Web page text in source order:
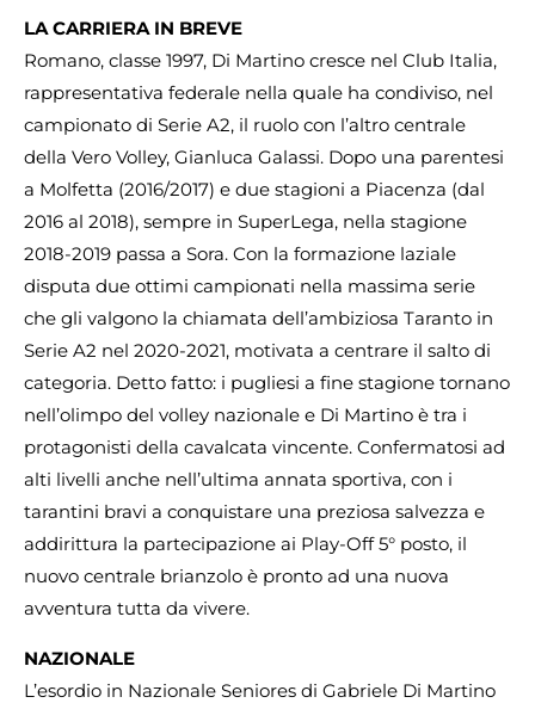
LA CARRIERA IN BREVE
Romano, classe 1997, Di Martino cresce nel Club Italia,
rappresentativa federale nella quale ha condiviso, nel
campionato di Serie A2, il ruolo con l’altro centrale
della Vero Volley, Gianluca Galassi. Dopo una parentesi
a Molfetta (2016/2017) e due stagioni a Piacenza (dal
2016 al 2018), sempre in SuperLega, nella stagione
2018-2019 passa a Sora. Con la formazione laziale
disputa due ottimi campionati nella massima serie
che gli valgono la chiamata dell’ambiziosa Taranto in
Serie A2 nel 2020-2021, motivata a centrare il salto di
categoria. Detto fatto: i pugliesi a fine stagione tornano
nell’olimpo del volley nazionale e Di Martino è tra i
protagonisti della cavalcata vincente. Confermatosi ad
alti livelli anche nell’ultima annata sportiva, con i
tarantini bravi a conquistare una preziosa salvezza e
addirittura la partecipazione ai Play-Off 5° posto, il
nuovo centrale brianzolo è pronto ad una nuova
avventura tutta da vivere.
NAZIONALE
L’esordio in Nazionale Seniores di Gabriele Di Martino